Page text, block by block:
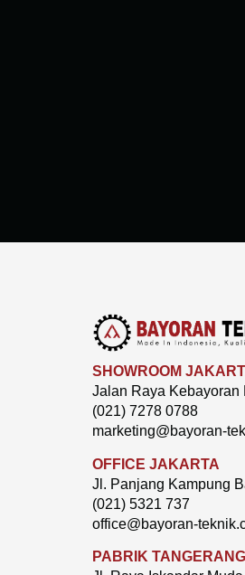
SHOWROOM
Jalan Raya Kebayoran
(021) 7278 0788
marketing@bayoran-
OFFICE JAKARTA
Jl. Panjang Kampung
(021) 5321 737
office@bayoran-
PABRIK TANGERANG